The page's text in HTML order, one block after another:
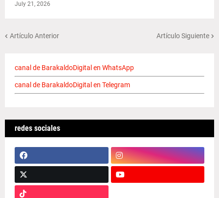
July 21, 2026
Artículo Anterior Artículo Siguiente
canal de BarakaldoDigital en WhatsApp
canal de BarakaldoDigital en Telegram
redes sociales